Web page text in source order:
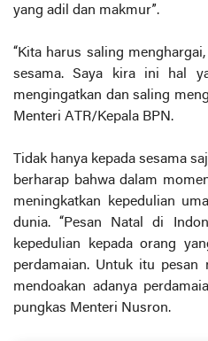
yang adil dan makmur”.
“Kita harus saling
sesama. Saya kira ini hal
mengingatkan dan saling
Menteri ATR/Kepala BPN.
Tidak hanya kepada sesama
berharap bahwa dalam
meningkatkan kepedulian
dunia. “Pesan Natal di
kepedulian kepada orang
perdamaian. Untuk itu
mendoakan adanya
pungkas Menteri Nusron.